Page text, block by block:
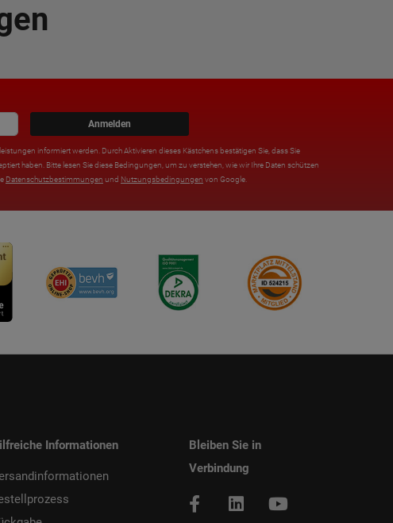
Anmelden
informiert werden. Durch Aktivieren dieses Kästchens bestätigen Sie, dass Sie
haben. Bitte lesen Sie diese Bedingungen, um zu verstehen, wie wir Ihre Daten schützen
Datenschutzbestimmungen und Nutzungsbedingungen von Google.
Informationen
Bleiben Sie in
Verbindung